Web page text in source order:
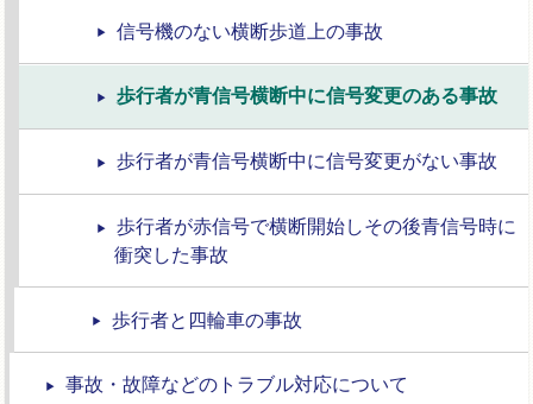
信号機のない横断歩道上の事故
歩行者が青信号横断中に信号変更のある事故
歩行者が青信号横断中に信号変更がない事故
歩行者が赤信号で横断開始しその後青信号時に
衝突した事故
歩行者と四輪車の事故
事故・故障などのトラブル対応について